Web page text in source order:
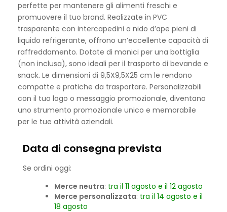
perfette per mantenere gli alimenti freschi e
promuovere il tuo brand. Realizzate in PVC
trasparente con intercapedini a nido d’ape pieni di
liquido refrigerante, offrono un’eccellente capacità di
raffreddamento. Dotate di manici per una bottiglia
(non inclusa), sono ideali per il trasporto di bevande e
snack. Le dimensioni di 9,5X9,5X25 cm le rendono
compatte e pratiche da trasportare. Personalizzabili
con il tuo logo o messaggio promozionale, diventano
uno strumento promozionale unico e memorabile
per le tue attività aziendali.
Data di consegna prevista
Se ordini oggi:
Merce neutra: tra il 11 agosto e il 12 agosto
Merce personalizzata: tra il 14 agosto e il
18 agosto